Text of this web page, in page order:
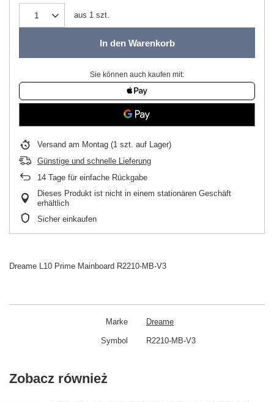
aus 1 szt.
In den Warenkorb
Sie können auch kaufen mit:
Versand am Montag (1 szt. auf Lager)
Günstige und schnelle Lieferung
14 Tage für einfache Rückgabe
Dieses Produkt ist nicht in einem stationären Geschäft
erhältlich
Sicher einkaufen
Dreame L10 Prime Mainboard R2210-MB-V3
Marke Dreame
Symbol R2210-MB-V3
Zobacz również